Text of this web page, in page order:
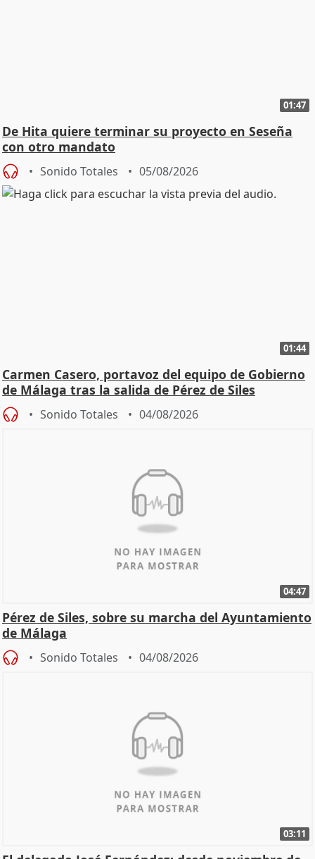
01:47
De Hita quiere terminar su proyecto en Seseña
con otro mandato
Sonido Totales 05/08/2026
01:44
Carmen Casero, portavoz del equipo de Gobierno
de Málaga tras la salida de Pérez de Siles
Sonido Totales 04/08/2026
04:47
Pérez de Siles, sobre su marcha del Ayuntamiento
de Málaga
Sonido Totales 04/08/2026
03:11